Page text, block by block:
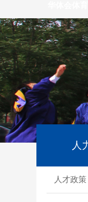
人
人才政策